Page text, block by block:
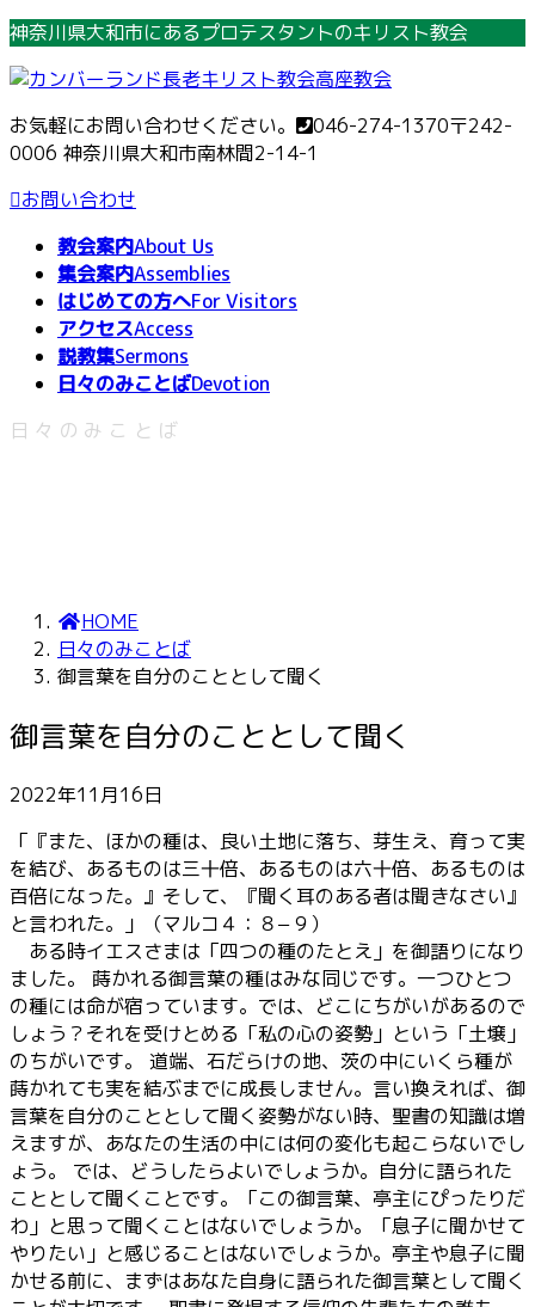
コ
テ
ン
ツ
へ
ス
ナ
ゲ
ー
シ
ョ
ン
神奈川県大和市にあるプロテスタントのキリスト教会
お気軽にお問い合わせください。 046-274-1370〒242-
0006 神奈川県大和市南林間2-14-1
お問い合わせ
教会案内About Us
集会案内Assemblies
はじめての方へFor Visitors
アクセスAccess
説教集Sermons
日々のみことばDevotion
日々のみことば
HOME
日々のみことば
御言葉を自分のこととして聞く
御言葉を自分のこととして聞く
2022年11月16日
「『また、ほかの種は、良い土地に落ち、芽生え、育って実
を結び、あるものは三十倍、あるものは六十倍、あるものは
百倍になった。』そして、『聞く耳のある者は聞きなさい』
と言われた。」（マルコ４：８−９）
ある時イエスさまは「四つの種のたとえ」を御語りになり
ました。 蒔かれる御言葉の種はみな同じです。一つひとつ
の種には命が宿っています。では、どこにちがいがあるので
しょう？それを受けとめる「私の心の姿勢」という「土壌」
のちがいです。 道端、石だらけの地、茨の中にいくら種が
蒔かれても実を結ぶまでに成長しません。言い換えれば、御
言葉を自分のこととして聞く姿勢がない時、聖書の知識は増
えますが、あなたの生活の中には何の変化も起こらないでし
ょう。 では、どうしたらよいでしょうか。自分に語られた
こととして聞くことです。「この御言葉、亭主にぴったりだ
わ」と思って聞くことはないでしょうか。「息子に聞かせて
やりたい」と感じることはないでしょうか。亭主や息子に聞
かせる前に、まずはあなた自身に語られた御言葉として聞く